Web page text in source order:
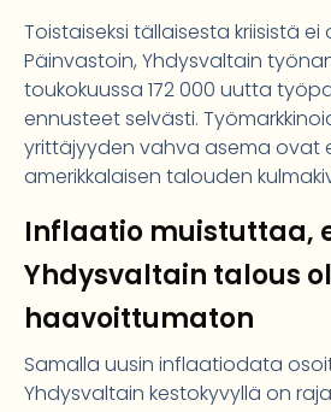
Toistaiseksi tällaisesta kriisistä ei
Päinvastoin, Yhdysvaltain
toukokuussa 172 000 uutta
ennusteet selvästi.
yrittäjyyden vahva asema ovat
amerikkalaisen talouden
Inflaatio muistuttaa,
Yhdysvaltain talous
haavoittumaton
Samalla uusin inflaatiodata
Yhdysvaltain kestokyvyllä on